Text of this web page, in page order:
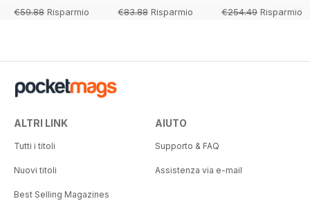
€59.88 Risparmio
€83.88 Risparmio
€254.49 Risparmio
ALTRI LINK
Tutti i titoli
Nuovi titoli
Best Selling Magazines
AIUTO
Supporto & FAQ
Assistenza via e-mail